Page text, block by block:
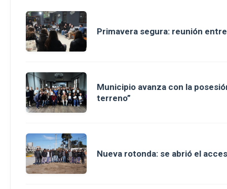
Primavera segura: reunión
Municipio avanza con la
terreno”
Nueva rotonda: se abrió el